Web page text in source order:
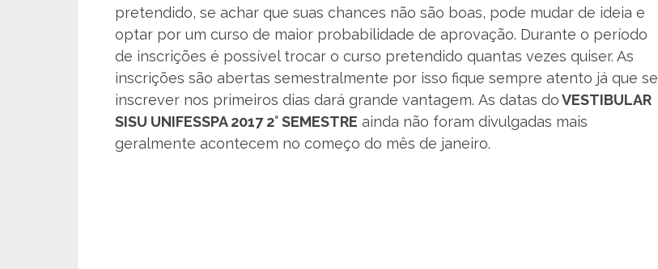
pretendido, se achar que suas chances não são boas, pode mudar de ideia e
optar por um curso de maior probabilidade de aprovação. Durante o período
de inscrições é possível trocar o curso pretendido quantas vezes quiser. As
inscrições são abertas semestralmente por isso fique sempre atento já que se
inscrever nos primeiros dias dará grande vantagem. As datas doVESTIBULAR
SISU UNIFESSPA 2017 2° SEMESTRE ainda não foram divulgadas mais
geralmente acontecem no começo do mês de janeiro.